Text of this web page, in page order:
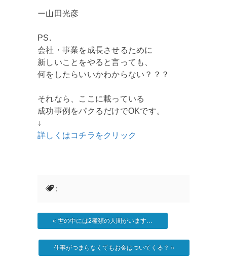
ー山田光彦
PS.
会社・事業を成長させるために
新しいことをやると言っても、
何をしたらいいかわからない？？？
それなら、ここに載っている
成功事例をパクるだけでOKです。
↓
詳しくはコチラをクリック
:
« 世の中には2種類の人間がいます…
仕事がつまらなくてもお金はついてくる？ »